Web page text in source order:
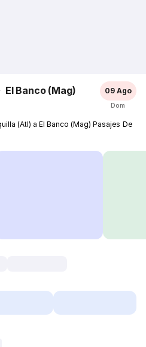
El Banco (Mag) 09 Ago
Dom
(Atl) a El Banco (Mag) Pasajes De